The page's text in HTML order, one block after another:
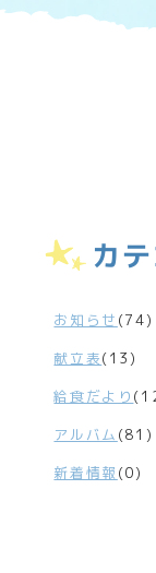
カ
お知らせ (74)
献立表(13)
給食だより
アルバム (81)
新着情報 (0)